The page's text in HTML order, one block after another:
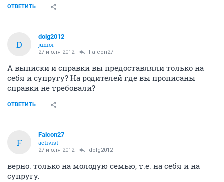
ОТВЕТИТЬ
D
dolg2012
junior
27 июля 2012 Falcon27
А выписки и справки вы предоставляли только на
себя и супругу? На родителей где вы прописаны
справки не требовали?
ОТВЕТИТЬ
F
Falcon27
activist
27 июля 2012 dolg2012
верно. только на молодую семью, т.е. на себя и на
супругу.